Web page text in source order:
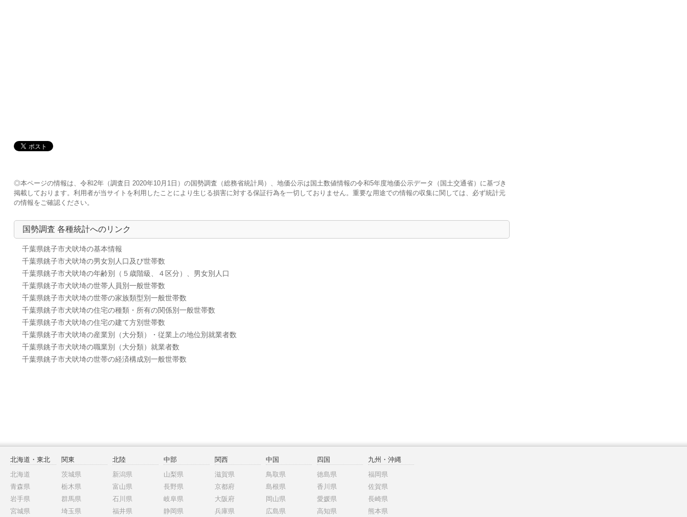
◎本ページの情報は、令和2年（調査日 2020年10月1日）の国勢調査（総務省統計局）、地価公示は国土数値情報の令和5年度地価公示データ（国土交通省）に基づき
掲載しております。利用者が当サイトを利用したことにより生じる損害に対する保証行為を一切しておりません。重要な用途での情報の収集に関しては、必ず統計元
の情報をご確認ください。
国勢調査 各種統計へのリンク
千葉県銚子市犬吠埼の基本情報
千葉県銚子市犬吠埼の男女別人口及び世帯数
千葉県銚子市犬吠埼の年齢別（５歳階級、４区分）、男女別人口
千葉県銚子市犬吠埼の世帯人員別一般世帯数
千葉県銚子市犬吠埼の世帯の家族類型別一般世帯数
千葉県銚子市犬吠埼の住宅の種類・所有の関係別一般世帯数
千葉県銚子市犬吠埼の住宅の建て方別世帯数
千葉県銚子市犬吠埼の産業別（大分類）・従業上の地位別就業者数
千葉県銚子市犬吠埼の職業別（大分類）就業者数
千葉県銚子市犬吠埼の世帯の経済構成別一般世帯数
北海道・東北
北海道
青森県
岩手県
宮城県
関東
茨城県
栃木県
群馬県
埼玉県
北陸
新潟県
富山県
石川県
福井県
中部
山梨県
長野県
岐阜県
静岡県
関西
滋賀県
京都府
大阪府
兵庫県
中国
鳥取県
島根県
岡山県
広島県
四国
徳島県
香川県
愛媛県
高知県
九州・沖縄
福岡県
佐賀県
長崎県
熊本県